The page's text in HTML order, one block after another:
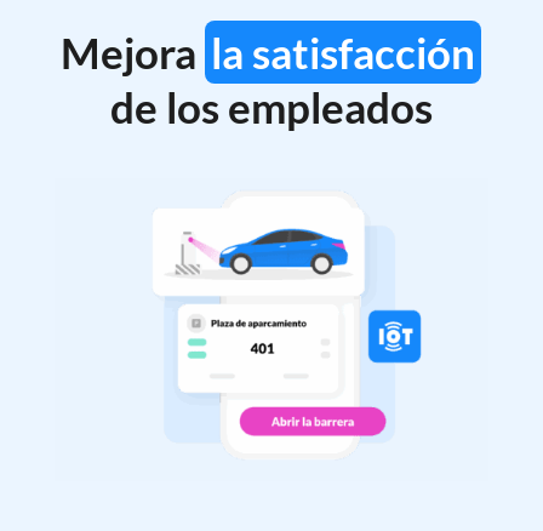
Mejora la satisfacción
de los empleados